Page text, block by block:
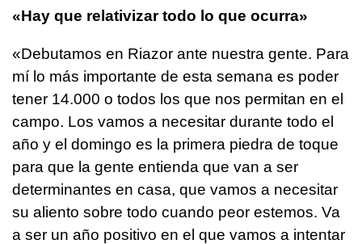
«Hay que relativizar todo lo que ocurra»
«Debutamos en Riazor ante nuestra gente. Para
mí lo más importante de esta semana es poder
tener 14.000 o todos los que nos permitan en el
campo. Los vamos a necesitar durante todo el
año y el domingo es la primera piedra de toque
para que la gente entienda que van a ser
determinantes en casa, que vamos a necesitar
su aliento sobre todo cuando peor estemos. Va
a ser un año positivo en el que vamos a intentar